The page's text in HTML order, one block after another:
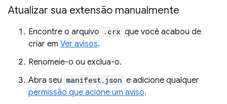
Atualizar sua extensão manualmente
Encontre o arquivo .crx que você acabou de
criar em Ver avisos.
Renomeie-o ou exclua-o.
Abra seu manifest.json e adicione qualquer
permissão que acione um aviso.